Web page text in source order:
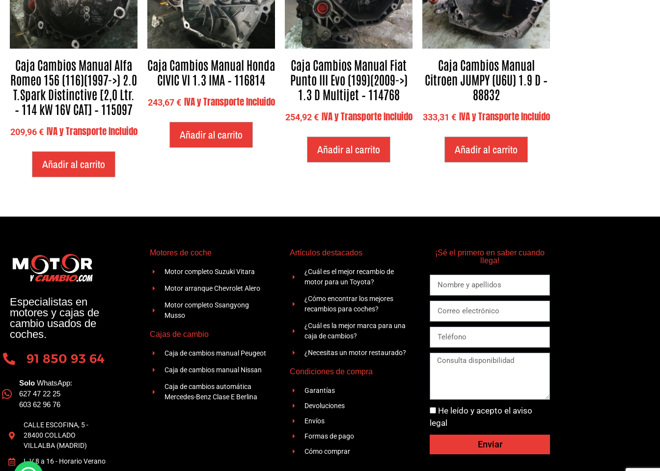
Caja Cambios Manual Alfa
Romeo 156 (116)(1997->) 2.0
T.Spark Distinctive [2,0 Ltr.
– 114 kW 16V CAT] – 115097
209,96€ IVA y Transporte Incluido
Añadir al carrito
Caja Cambios Manual Honda
CIVIC VI 1.3 IMA – 116814
243,67€ IVA y Transporte Incluido
Añadir al carrito
Caja Cambios Manual Fiat
Punto III Evo (199)(2009->)
1.3 D Multijet – 114768
254,92€ IVA y Transporte Incluido
Añadir al carrito
Caja Cambios Manual
Citroen JUMPY (U6U) 1.9 D –
88832
333,31 € IVA y Transporte Incluido
Añadir al carrito
Especialistas en
motores y cajas de
cambio usados de
coches.
91 850 93 64
Solo WhatsApp:
627 47 22 25
603 62 96 76
CALLE ESCOFINA, 5 -
28400 COLLADO
VILLALBA (MADRID)
L-V 8 a 16 - Horario Verano
Motores de coche
Motor completo Suzuki Vitara
Motor arranque Chevrolet Alero
Motor completo Ssangyong
Musso
Cajas de cambio
Caja de cambios manual Peugeot
Caja de cambios manual Nissan
Caja de cambios automática
Mercedes-Benz Clase E Berlina
Artículos destacados
¿Cuál es el mejor recambio de
motor para un Toyota?
¿Cómo encontrar los mejores
recambios para coches?
¿Cuál es la mejor marca para una
caja de cambios?
¿Necesitas un motor restaurado?
Condiciones de compra
Garantías
Devoluciones
Envíos
Formas de pago
Cómo comprar
¡Sé el primero en saber cuando
llega!
He leído y acepto el aviso
legal
Enviar